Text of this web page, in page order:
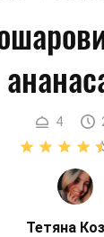
4
Тетяна